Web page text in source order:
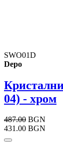
SWO01D
Depo
04) - хром
487.00 BGN
431.00 BGN